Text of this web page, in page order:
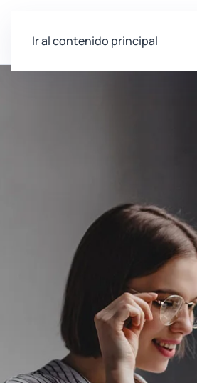
Ir al contenido principal